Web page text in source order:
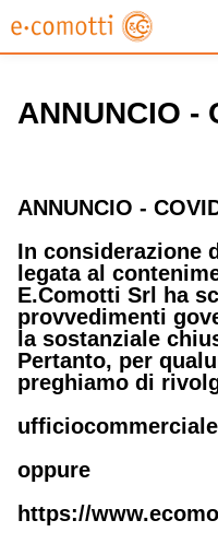
ANNUNCIO -
ANNUNCIO -
In considerazione
legata al
E.Comotti Srl ha
provvedimenti
la sostanziale
Pertanto, per
preghiamo di
oppure
https://